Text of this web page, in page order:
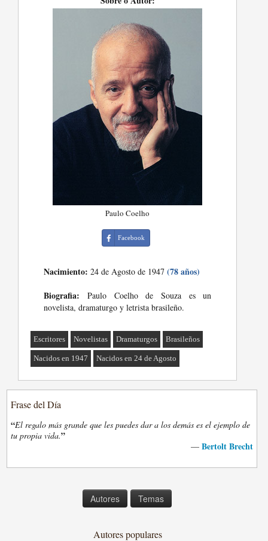
Paulo Coelho
Facebook
Nacimiento: 24 de Agosto de 1947(78 años)
Biografia: Paulo Coelho de Souza es un
novelista, dramaturgo y letrista brasileño.
Escritores Novelistas Dramaturgos Brasileños
Nacidos en 1947 Nacidos en 24 de Agosto
Frase del Día
“El regalo más grande que les puedes dar a los demás es el ejemplo de
tu propia vida.”
— Bertolt Brecht
Autores Temas
Autores populares